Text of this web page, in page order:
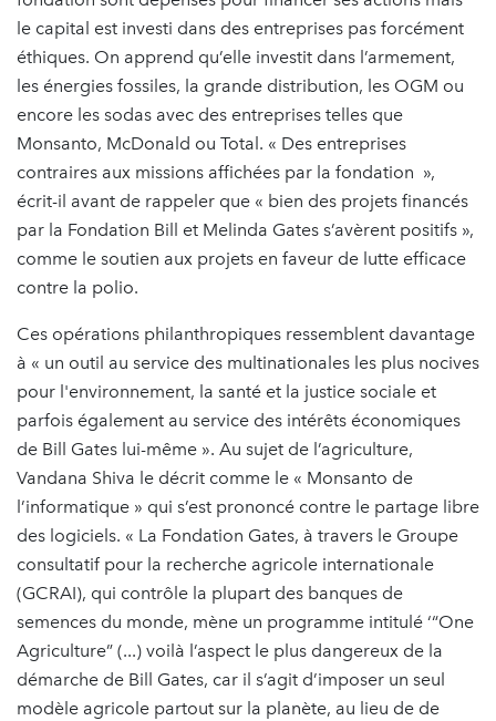
le capital est investi dans des entreprises pas forcément
éthiques. On apprend qu’elle investit dans l’armement,
les énergies fossiles, la grande distribution, les OGM ou
encore les sodas avec des entreprises telles que
Monsanto, McDonald ou Total. « Des entreprises
contraires aux missions affichées par la fondation »,
écrit-il avant de rappeler que « bien des projets financés
par la Fondation Bill et Melinda Gates s’avèrent positifs »,
comme le soutien aux projets en faveur de lutte efficace
contre la polio.
Ces opérations philanthropiques ressemblent davantage
à « un outil au service des multinationales les plus nocives
pour l'environnement, la santé et la justice sociale et
parfois également au service des intérêts économiques
de Bill Gates lui-même ». Au sujet de l’agriculture,
Vandana Shiva le décrit comme le « Monsanto de
l’informatique » qui s’est prononcé contre le partage libre
des logiciels. « La Fondation Gates, à travers le Groupe
consultatif pour la recherche agricole internationale
(GCRAI), qui contrôle la plupart des banques de
semences du monde, mène un programme intitulé ‘“One
Agriculture” (...) voilà l’aspect le plus dangereux de la
démarche de Bill Gates, car il s’agit d’imposer un seul
modèle agricole partout sur la planète, au lieu de de